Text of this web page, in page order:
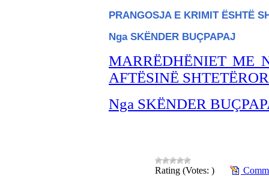
PRANGOSJA E KRIMIT ËSHTË
Nga SKËNDER BUÇPAPAJ
MARRËDHËNIET ME
AFTËSINË
Nga SKËNDER
Rating (Votes: )